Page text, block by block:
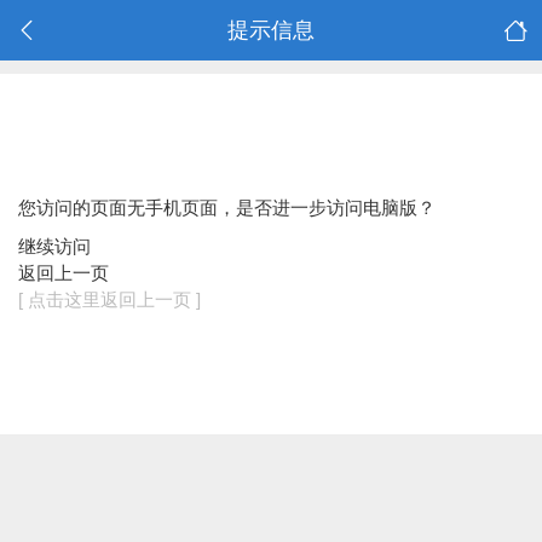
提示信息
您访问的页面无手机页面，是否进一步访问电脑版？
继续访问
返回上一页
[ 点击这里返回上一页 ]